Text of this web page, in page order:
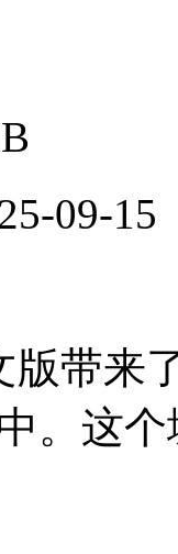
09-15
版带
。这